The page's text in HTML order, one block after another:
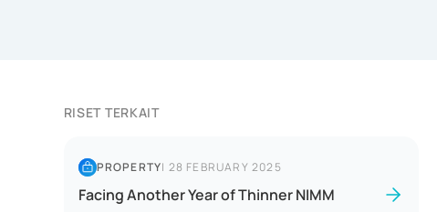
RISET TERKAIT
PROPERTY| 28 FEBRUARY 2025
Facing Another Year of Thinner NIMM